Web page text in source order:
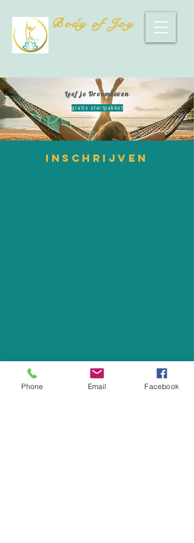
Body of Joy
Leef je Droomleven
gratis startpakket
inschrijven
Phone Email Facebook